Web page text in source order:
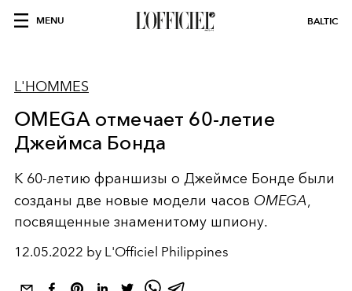
MENU BALTIC
L'HOMMES
OMEGA отмечает 60-летие
Джеймса Бонда
К 60-летию франшизы о Джеймсе Бонде были
созданы две новые модели часов OMEGA,
посвященные знаменитому шпиону.
12.05.2022 by L'Officiel Philippines